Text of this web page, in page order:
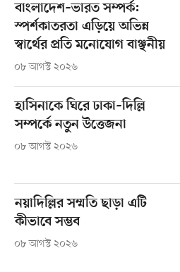
বাংলাদেশ–ভারত সম্পর্ক:
স্পর্শকাতরতা এড়িয়ে অভিন্ন
স্বার্থের প্রতি মনোযোগ বাঞ্ছনীয়
০৮ আগস্ট ২০২৬
হাসিনাকে ঘিরে ঢাকা–দিল্লি
সম্পর্কে নতুন উত্তেজনা
০৮ আগস্ট ২০২৬
নয়াদিল্লির সম্মতি ছাড়া এটি
কীভাবে সম্ভব
০৮ আগস্ট ২০২৬